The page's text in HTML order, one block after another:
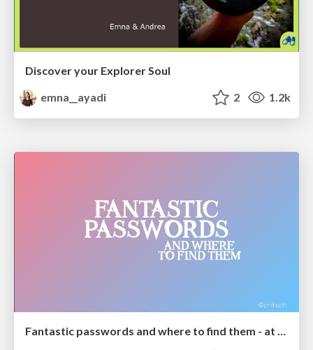
Discover your Explorer Soul
emna__ayadi
2 1.2k
Fantastic passwords and where to find them - at NoRuKo